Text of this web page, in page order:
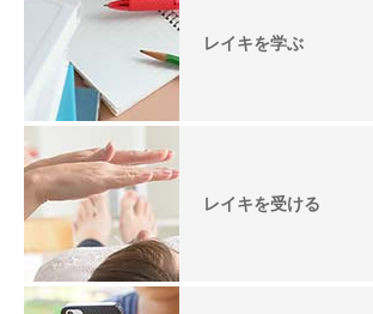
レイキを学ぶ
レイキを受ける